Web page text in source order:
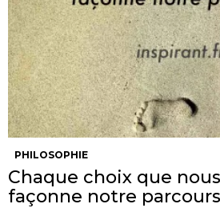
PHILOSOPHIE
Chaque choix que
façonne notre parcours